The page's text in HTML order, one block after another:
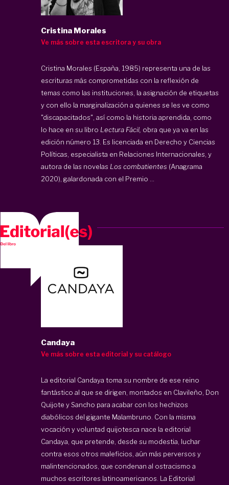
Cristina Morales
Ve más sobre esta escritora y su obra
Cristina Morales (España, 1985) representa una de las
escrituras más comprometidas con la reflexión de
temas como las instituciones, la asignación de etiquetas
y con ello la marginalización a quienes se les ve como
"discapacitados", así como la historia aprendida, como
lo hace en su libro Lectura Fácil, obra que ya va en las
edición número 13. Es licenciada en Derecho y Ciencias
Políticas, especialista en Relaciones Internacionales, y
autora de las novelas Los combatientes (Anagrama
2020), galardonada con el Premio ...
Candaya
Ve más sobre esta editorial y su catálogo
La editorial Candaya toma su nombre de ese reino
fantástico al que se dirigen, montados en Clavileño, Don
Quijote y Sancho para acabar con los hechizos
diabólicos del gigante Malambruno. Con la misma
vocación y voluntad quijotesca nace la editorial
Candaya, que pretende, desde su modestia, luchar
contra esos otros maleficios, aún más perversos y
malintencionados, que condenan al ostracismo a
muchos escritores latinoamericanos. La Editorial